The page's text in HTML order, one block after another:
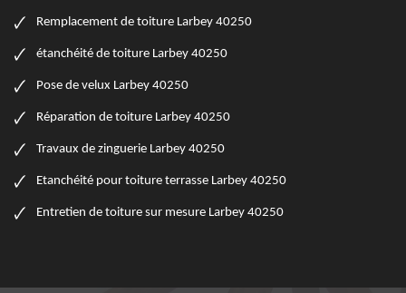
Remplacement de toiture Larbey 40250
étanchéité de toiture Larbey 40250
Pose de velux Larbey 40250
Réparation de toiture Larbey 40250
Travaux de zinguerie Larbey 40250
Etanchéité pour toiture terrasse Larbey 40250
Entretien de toiture sur mesure Larbey 40250